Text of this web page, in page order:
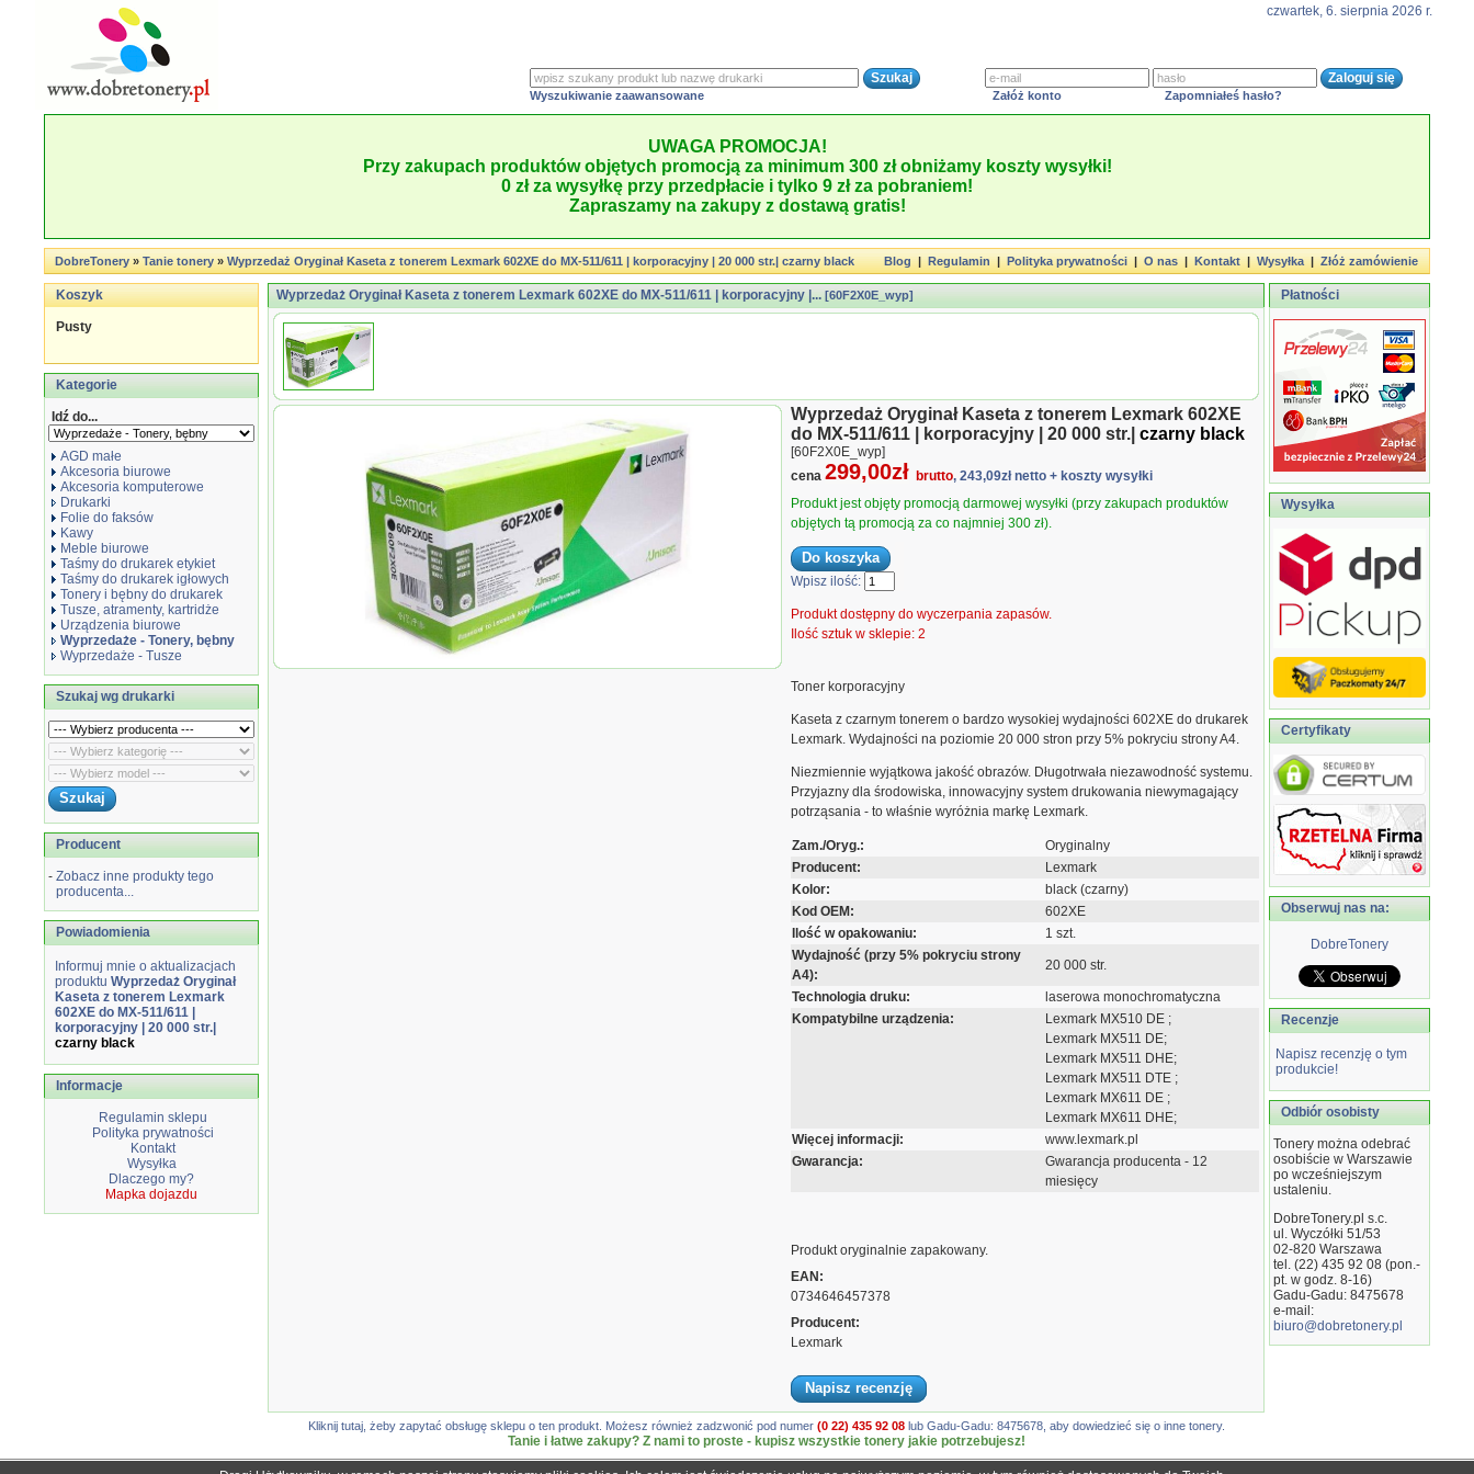
czwartek, 6. sierpnia 2026 r.
Wyszukiwanie zaawansowane Załóż konto Zapomniałeś hasło?
UWAGA PROMOCJA!
Przy zakupach produktów objętych promocją za minimum 300 zł obniżamy koszty wysyłki!
0 zł za wysyłkę przy przedpłacie i tylko 9 zł za pobraniem!
Zapraszamy na zakupy z dostawą gratis!
DobreTonery»Tanie tonery»Wyprzedaż Oryginał Kaseta z tonerem Lexmark 602XE do MX-511/611 | korporacyjny | 20 000 str.| czarny black Blog|Regulamin|Polityka prywatności|O nas|Kontakt|Wysyłka|Złóż zamówienie
Koszyk
Pusty
Kategorie
Idź do...
AGD małe
Akcesoria biurowe
Akcesoria komputerowe
Drukarki
Folie do faksów
Kawy
Meble biurowe
Taśmy do drukarek etykiet
Taśmy do drukarek igłowych
Tonery i bębny do drukarek
Tusze, atramenty, kartridże
Urządzenia biurowe
Wyprzedaże - Tonery, bębny
Wyprzedaże - Tusze
Szukaj wg drukarki
Producent
- Zobacz inne produkty tego
producenta...
Powiadomienia
Informuj mnie o aktualizacjach
produktu Wyprzedaż Oryginał
Kaseta z tonerem Lexmark
602XE do MX-511/611 |
korporacyjny | 20 000 str.|
czarny black
Informacje
Regulamin sklepu
Polityka prywatności
Kontakt
Wysyłka
Dlaczego my?
Mapka dojazdu
Wyprzedaż Oryginał Kaseta z tonerem Lexmark 602XE do MX-511/611 | korporacyjny |... [60F2X0E_wyp]
Wyprzedaż Oryginał Kaseta z tonerem Lexmark
Wyprzedaż Oryginał Kaseta z tonerem Lexmark 602XE
do MX-511/611 | korporacyjny | 20 000 str.| czarny black
[60F2X0E_wyp]
cena 299,00zł brutto, 243,09zł netto + koszty wysyłki
Produkt jest objęty promocją darmowej wysyłki (przy zakupach produktów
objętych tą promocją za co najmniej 300 zł).
Wpisz ilość:
Produkt dostępny do wyczerpania zapasów.
Ilość sztuk w sklepie: 2
Toner korporacyjny
Kaseta z czarnym tonerem o bardzo wysokiej wydajności 602XE do drukarek
Lexmark. Wydajności na poziomie 20 000 stron przy 5% pokryciu strony A4.
Niezmiennie wyjątkowa jakość obrazów. Długotrwała niezawodność systemu.
Przyjazny dla środowiska, innowacyjny system drukowania niewymagający
potrząsania - to właśnie wyróżnia markę Lexmark.
Zam./Oryg.:
Oryginalny
Producent:
Lexmark
Kolor:
black (czarny)
Kod OEM:
602XE
Ilość w opakowaniu:
1 szt.
Wydajność (przy 5% pokryciu strony
A4):
20 000 str.
Technologia druku:
laserowa monochromatyczna
Kompatybilne urządzenia:
Lexmark MX510 DE ;
Lexmark MX511 DE;
Lexmark MX511 DHE;
Lexmark MX511 DTE ;
Lexmark MX611 DE ;
Lexmark MX611 DHE;
Więcej informacji:
www.lexmark.pl
Gwarancja:
Gwarancja producenta - 12
miesięcy
Produkt oryginalnie zapakowany.
EAN:
0734646457378
Producent:
Lexmark
Napisz recenzję
Kliknij tutaj, żeby zapytać obsługę sklepu o ten produkt. Możesz również zadzwonić pod numer (0 22) 435 92 08lub Gadu-Gadu: 8475678, aby dowiedzieć się o inne tonery.
Tanie i łatwe zakupy? Z nami to proste - kupisz wszystkie tonery jakie potrzebujesz!
Płatności
Wysyłka
Certyfikaty
Obserwuj nas na:
DobreTonery
Recenzje
Napisz recenzję o tym
produkcie!
Odbiór osobisty
Tonery można odebrać
osobiście w Warszawie
po wcześniejszym
ustaleniu.
DobreTonery.pl s.c.
ul. Wyczółki 51/53
02-820 Warszawa
tel. (22) 435 92 08 (pon.-
pt. w godz. 8-16)
Gadu-Gadu: 8475678
e-mail:
biuro@dobretonery.pl